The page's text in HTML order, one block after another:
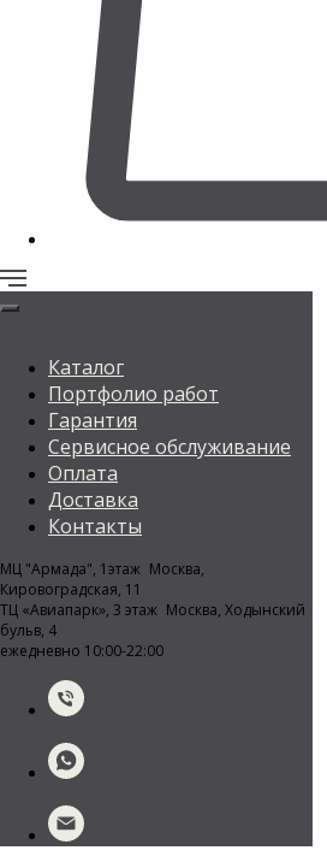
Каталог
Портфолио работ
Гарантия
Сервисное обслуживание
Оплата
Доставка
Контакты
МЦ "Армада", 1этаж Москва,
Кировоградская, 11
ТЦ «Авиапарк», 3 этаж Москва, Ходынский
бульв, 4
ежедневно 10:00-22:00